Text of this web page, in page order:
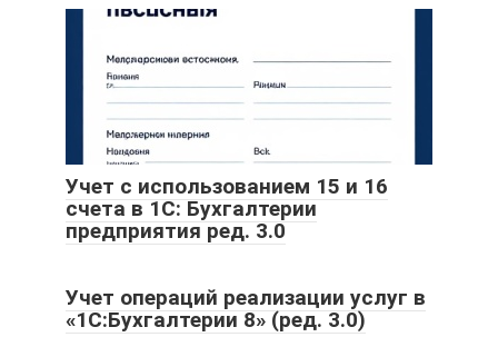
Учет с использованием 15 и 16
счета в 1С: Бухгалтерии
предприятия ред. 3.0
Учет операций реализации услуг в
«1С:Бухгалтерии 8» (ред. 3.0)